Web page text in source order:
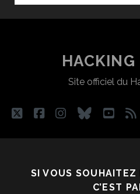
Site officiel du
twitterfacebook
instagram
bluesky
SI VOUS
C’EST